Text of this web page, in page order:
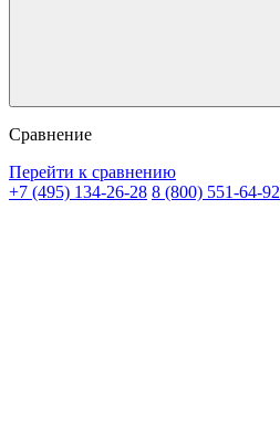
Сравнение
Перейти к сравнению
+7 (495) 134-26-28 8 (800) 551-64-92